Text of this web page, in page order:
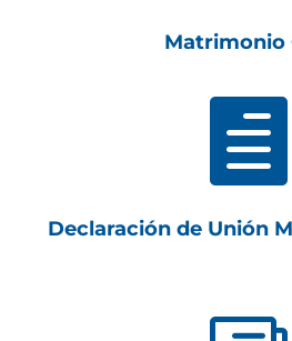
Matrimonio

Declaración de Unión